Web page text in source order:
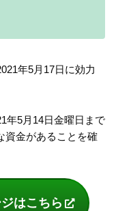
年5月17日に効力
年5月14日金曜日まで
資金があることを確
はこちら